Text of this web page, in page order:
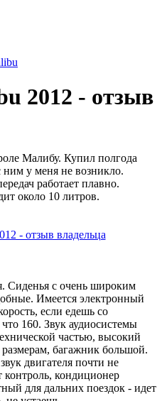
2012 - отзыв
Малибу. Купил полгода
ним у меня не возникло.
работает плавно.
около 10 литров.
Сиденья с очень широким
Имеется электронный
если едешь со
160. Звук аудиосистемы
частью, высокий
багажник большой.
двигателя почти не
кондиционер
для дальних поездок - идет